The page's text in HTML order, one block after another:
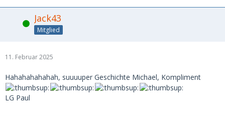
Online Jack43
Mitglied
11. Februar 2025
Hahahahahahah, suuuuper Geschichte Michael, Kompliment
LG Paul